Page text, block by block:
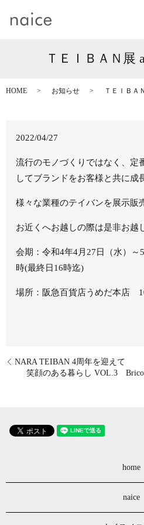
ＴＥＩＢＡＮ展
HOME お知らせ ＴＥＩＢＡ
2022/04/27
流行のモノづくりではなく、定
してブランドをお客様と共に成
様々な業種のテイバンを展示販
お近くへお越しの際は是非お越
会期：令和4年4月27日（水）
時(最終日16時迄)
場所：阪急百貨店うめだ本店
NARA TEIBAN 4周年を迎えて
笑顔のある暮らし VOL.3
home
naice